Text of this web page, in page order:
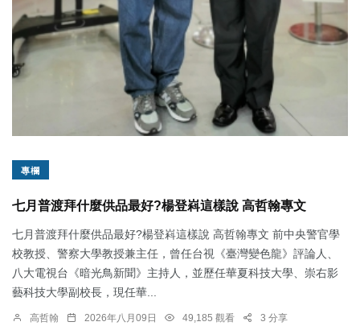
專欄
七月普渡拜什麼供品最好?楊登嵙這樣說 高哲翰專文
七月普渡拜什麼供品最好?楊登嵙這樣說 高哲翰專文 前中央警官學
校教授、警察大學教授兼主任，曾任台視《臺灣變色龍》評論人、
八大電視台《暗光鳥新聞》主持人，並歷任華夏科技大學、崇右影
藝科技大學副校長，現任華...
高哲翰 2026年八月09日 49,185 觀看 3 分享